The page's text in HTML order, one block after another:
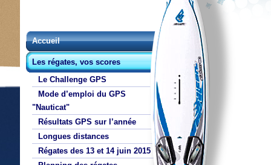
Accueil
Les régates, vos scores
Le Challenge GPS
Mode d’emploi du GPS
"Nauticat"
Résultats GPS sur l’année
Longues distances
Régates des 13 et 14 juin 2015